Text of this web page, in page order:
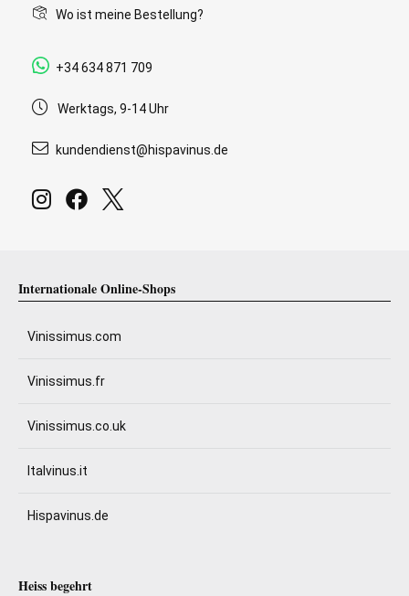
Wo ist meine Bestellung?
+34 634 871 709
Werktags, 9-14 Uhr
kundendienst@hispavinus.de
Internationale Online-Shops
Vinissimus.com
Vinissimus.fr
Vinissimus.co.uk
Italvinus.it
Hispavinus.de
Heiss begehrt